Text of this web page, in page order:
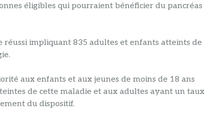
éligibles qui pourraient bénéficier du pancréas
impliquant 835 adultes et enfants atteints de
aux enfants et aux jeunes de moins de 18 ans
de cette maladie et aux adultes ayant un taux
du dispositif.